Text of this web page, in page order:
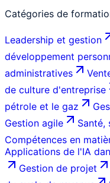
Catégories de
Leadership et gestion
développement
administratives
de culture d'entreprise
pétrole et le gaz
Gestion agile
Santé,
Compétences en
Applications de l'IA
Gestion de projet